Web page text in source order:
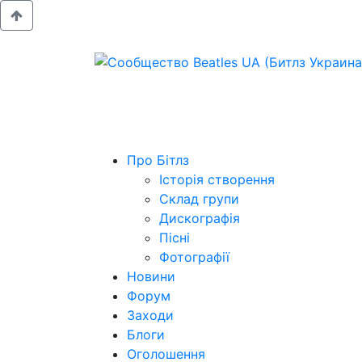
Про Бітлз
Історія створення
Склад групи
Дискографія
Пісні
Фотографії
Новини
Форум
Заходи
Блоги
Оголошення